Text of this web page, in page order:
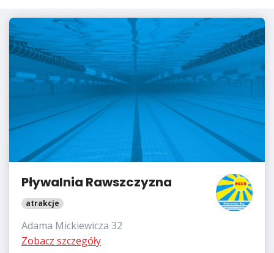
Pływalnia Rawszczyzna
atrakcje
Adama Mickiewicza 32
Zobacz szczegóły